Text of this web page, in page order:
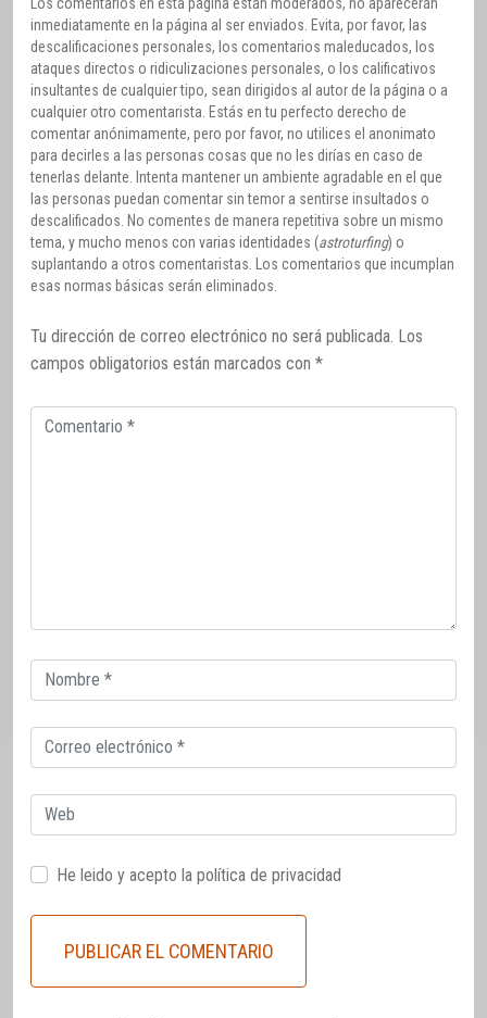
inmediatamente en la página al ser enviados. Evita, por favor, las
descalificaciones personales, los comentarios maleducados, los
ataques directos o ridiculizaciones personales, o los calificativos
insultantes de cualquier tipo, sean dirigidos al autor de la página o a
cualquier otro comentarista. Estás en tu perfecto derecho de
comentar anónimamente, pero por favor, no utilices el anonimato
para decirles a las personas cosas que no les dirías en caso de
tenerlas delante. Intenta mantener un ambiente agradable en el que
las personas puedan comentar sin temor a sentirse insultados o
descalificados. No comentes de manera repetitiva sobre un mismo
tema, y mucho menos con varias identidades (astroturfing) o
suplantando a otros comentaristas. Los comentarios que incumplan
esas normas básicas serán eliminados.
Tu dirección de correo electrónico no será publicada. Los
campos obligatorios están marcados con *
Comentario
Correo
electrónico
Correo
electrónico
Web
He leido y acepto la política de privacidad